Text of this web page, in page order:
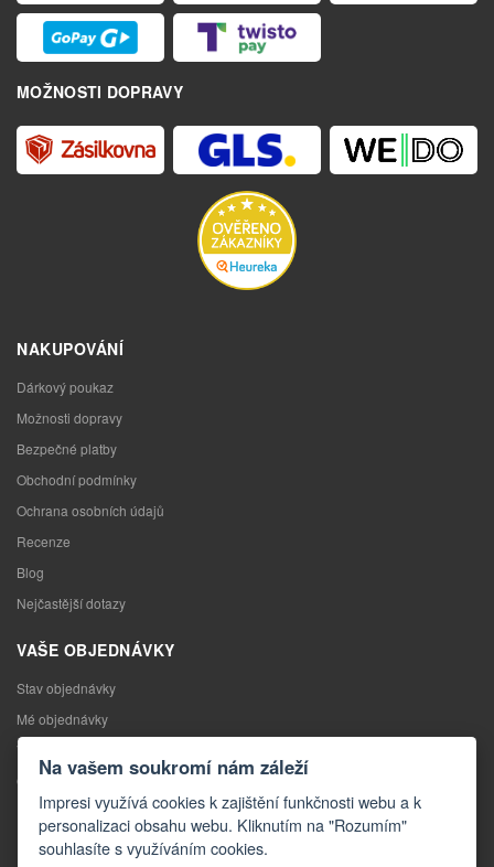
MOŽNOSTI DOPRAVY
NAKUPOVÁNÍ
Dárkový poukaz
Možnosti dopravy
Bezpečné platby
Obchodní podmínky
Ochrana osobních údajů
Recenze
Blog
Nejčastější dotazy
VAŠE OBJEDNÁVKY
Stav objednávky
Mé objednávky
Výměna zboží
Odstoupení od kupní smlouvy
Reklamace
KONTAKTY
Na vašem soukromí nám záleží
Impresi využívá cookies k zajištění funkčnosti webu a k
personalizaci obsahu webu. Kliknutím na "Rozumím"
souhlasíte s využíváním cookies.